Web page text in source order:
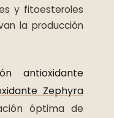
y fitoesteroles
la producción
antioxidante
Zephyra
óptima de